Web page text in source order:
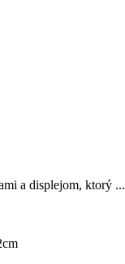
a displejom, ktorý ...